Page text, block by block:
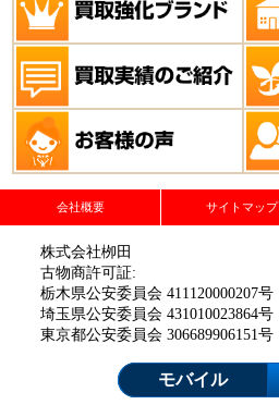
会社概要 サイトマップ
株式会社栁田
古物商許可証:
栃木県公安委員会 411120000207号
埼玉県公安委員会 431010023864号
東京都公安委員会 306689906151号
モバイル